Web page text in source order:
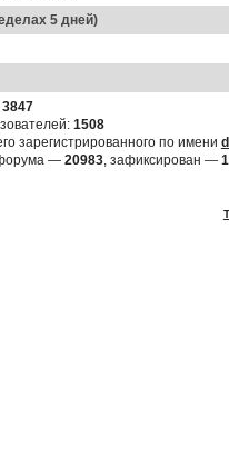
5 дней)
3847
1508
зарегистрированного по имени
— 20983, зафиксирован —